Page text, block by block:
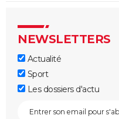
NEWSLETTERS
Actualité
Sport
Les dossiers d'actu